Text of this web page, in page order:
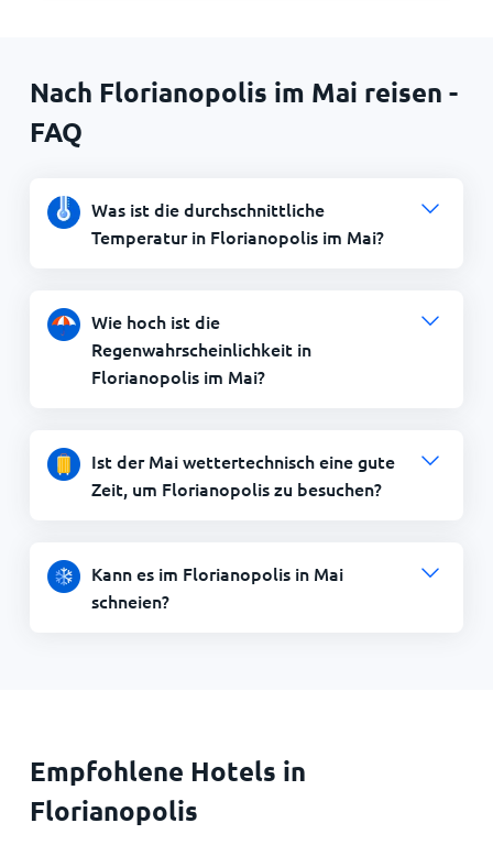
Nach Florianopolis im Mai reisen -
FAQ
Was ist die durchschnittliche
Temperatur in Florianopolis im Mai?
Wie hoch ist die
Regenwahrscheinlichkeit in
Florianopolis im Mai?
Ist der Mai wettertechnisch eine gute
Zeit, um Florianopolis zu besuchen?
Kann es im Florianopolis in Mai
schneien?
Empfohlene Hotels in
Florianopolis